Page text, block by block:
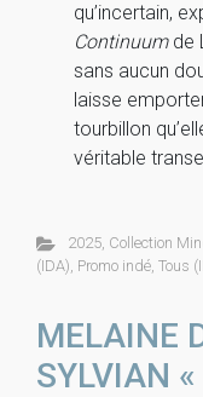
qu’incertain,
Continuumde
sans aucun
laisse
tourbillon
véritable
2025, Collection
(IDA), Promo indé, Tous
MELAINE
SYLVIAN